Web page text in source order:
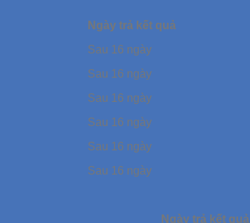
Ngày trả kết quả
Sau 16 ngày
Sau 16 ngày
Sau 16 ngày
Sau 16 ngày
Sau 16 ngày
Sau 16 ngày
Ngày trả kết quả